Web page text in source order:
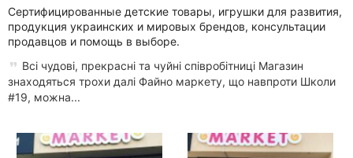
рубрики
Все
Кропивницкий
Сертифицированные детские товары, игрушки для развития,
продукция украинских и мировых брендов, консультации
продавцов и помощь в выборе.
Всі чудові, прекрасні та чуйні співробітниці Магазин
знаходяться трохи далі Файно маркету, що навпроти Школи
#19, можна...